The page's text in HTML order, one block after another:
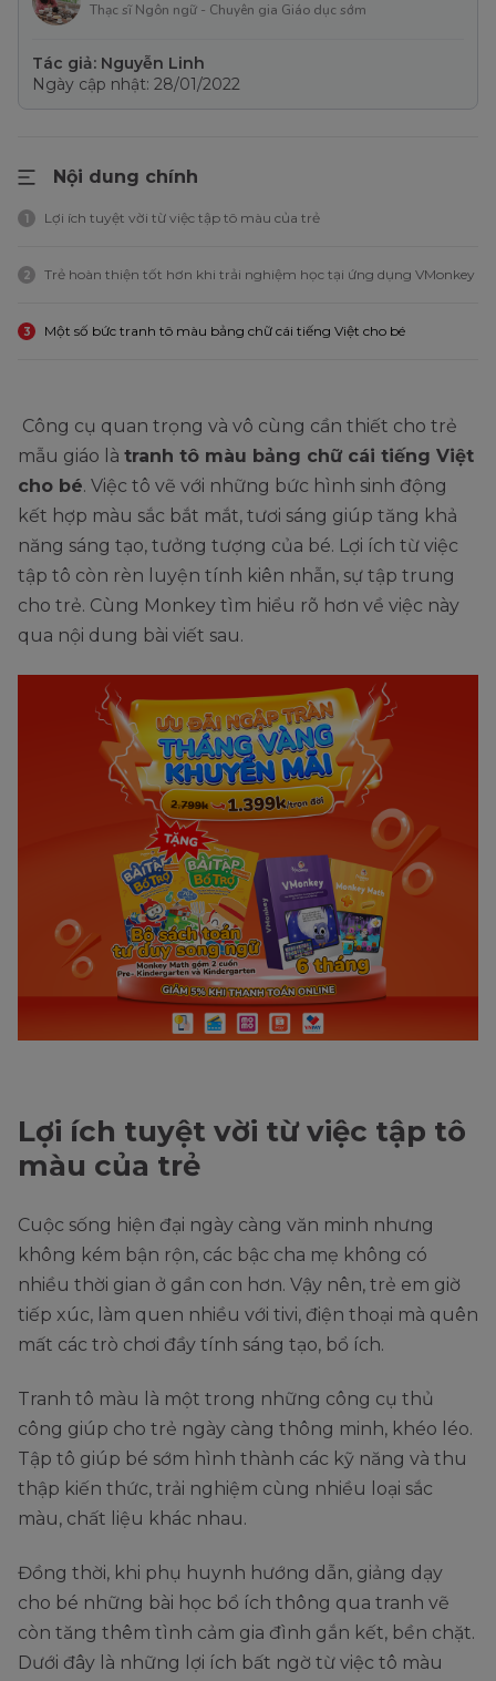
Thạc sĩ Ngôn ngữ - Chuyên gia Giáo dục sớm
Tác giả: Nguyễn Linh
Ngày cập nhật: 28/01/2022
Nội dung chính
1 Lợi ích tuyệt vời từ việc tập tô màu của trẻ
2 Trẻ hoàn thiện tốt hơn khi trải nghiệm học tại ứng dụng VMonkey
3 Một số bức tranh tô màu bảng chữ cái tiếng Việt cho bé
Công cụ quan trọng và vô cùng cần thiết cho trẻ
mẫu giáo là tranh tô màu bảng chữ cái tiếng Việt
cho bé. Việc tô vẽ với những bức hình sinh động
kết hợp màu sắc bắt mắt, tươi sáng giúp tăng khả
năng sáng tạo, tưởng tượng của bé. Lợi ích từ việc
tập tô còn rèn luyện tính kiên nhẫn, sự tập trung
cho trẻ. Cùng Monkey tìm hiểu rõ hơn về việc này
qua nội dung bài viết sau.
Lợi ích tuyệt vời từ việc tập tô
màu của trẻ
Cuộc sống hiện đại ngày càng văn minh nhưng
không kém bận rộn, các bậc cha mẹ không có
nhiều thời gian ở gần con hơn. Vậy nên, trẻ em giờ
tiếp xúc, làm quen nhiều với tivi, điện thoại mà quên
mất các trò chơi đầy tính sáng tạo, bổ ích.
Tranh tô màu là một trong những công cụ thủ
công giúp cho trẻ ngày càng thông minh, khéo léo.
Tập tô giúp bé sớm hình thành các kỹ năng và thu
thập kiến thức, trải nghiệm cùng nhiều loại sắc
màu, chất liệu khác nhau.
Đồng thời, khi phụ huynh hướng dẫn, giảng dạy
cho bé những bài học bổ ích thông qua tranh vẽ
còn tăng thêm tình cảm gia đình gắn kết, bền chặt.
Dưới đây là những lợi ích bất ngờ từ việc tô màu